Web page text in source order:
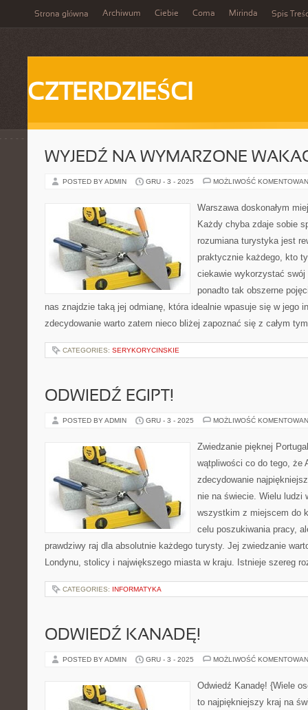
Strona główna Archiwum Ciebie Coma Mirinda Spis
CZTERDZIEŚCI
WYJEDŹ NA WYMARZONE
POSTED BY ADMIN GRU - 3 - 2025 MOŻLIWOŚĆ
Warszawa doskonałym
Każdy chyba zdaje sobie
rozumiana turystyka jest
praktycznie każdego, kto
ciekawie wykorzystać
ponadto tak obszerne
nas znajdzie taką jej odmianę, która idealnie wpasuje się w jego
zdecydowanie warto zatem nieco bliżej zapoznać się z całym
CATEGORIES: SERYKORYCINSKIE
ODWIEDŹ EGIPT!
POSTED BY ADMIN GRU - 3 - 2025 MOŻLIWOŚĆ
Zwiedzanie pięknej
wątpliwości co do tego, że
zdecydowanie
nie na świecie. Wielu ludzi
wszystkim z miejscem do
celu poszukiwania pracy,
prawdziwy raj dla absolutnie każdego turysty. Jej zwiedzanie
Londynu, stolicy i największego miasta w kraju. Istnieje szereg
CATEGORIES: INFORMATYKA
ODWIEDŹ KANADĘ!
POSTED BY ADMIN GRU - 3 - 2025 MOŻLIWOŚĆ
Odwiedź Kanadę! {Wiele
to najpiękniejszy kraj na